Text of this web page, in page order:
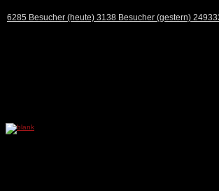
6285 Besucher (heute) 3138 Besucher (gestern)